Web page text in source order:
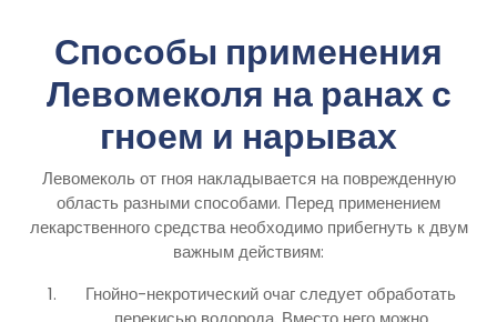
Способы применения
Левомеколя на ранах с
гноем и нарывах
Левомеколь от гноя накладывается на поврежденную
область разными способами. Перед применением
лекарственного средства необходимо прибегнуть к двум
важным действиям:
Гнойно-некротический очаг следует обработать